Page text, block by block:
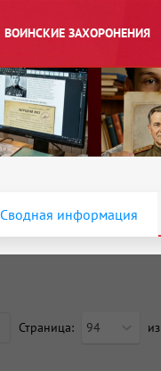
ВОИНСКИЕ ЗАХОРОНЕНИЯ
Сводная информация
Страница: 94 из